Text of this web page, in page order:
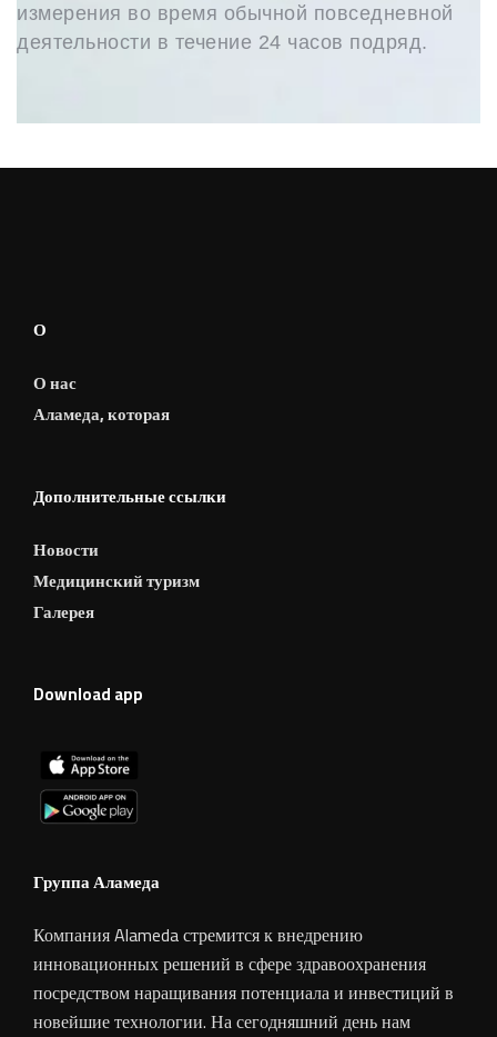
измерения во время обычной повседневной
деятельности в течение 24 часов подряд.
О
О нас
Аламеда, которая
Дополнительные ссылки
Новости
Медицинский туризм
Галерея
Download app
Группа Аламеда
Компания Alameda стремится к внедрению
инновационных решений в сфере здравоохранения
посредством наращивания потенциала и инвестиций в
новейшие технологии. На сегодняшний день нам